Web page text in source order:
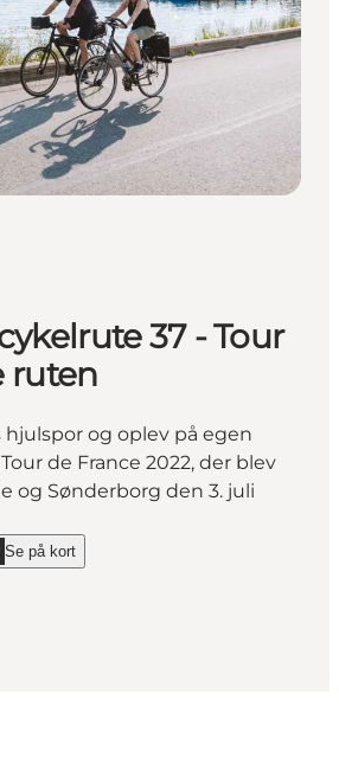
37 - Tour
ruten
hjulspor og oplev på egen
de France 2022, der blev
og Sønderborg den 3. juli
cykelrute 37 - Tour de France
Se på kort
Regional cykelrute 37 - Tour de France ruten